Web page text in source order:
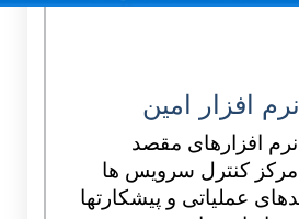
افزار امین
افزارهای مقصد
مرکز کنترل سرویس ها
عملیاتی و پیشکارتها